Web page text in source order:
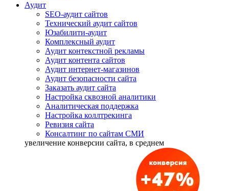
Аудит
SEO-аудит сайтов
Технический аудит сайтов
Юзабилити-аудит
Комплексный аудит
Аудит контекстной рекламы
Аудит контента сайтов
Аудит интернет-магазинов
Аудит безопасности сайта
Заказать аудит сайта
Настройка сквозной аналитики
Аналитическая поддержка
Настройка коллтрекинга
Ревизия сайта
Консалтинг по сайтам СМИ
увеличение конверсии сайта, в среднем